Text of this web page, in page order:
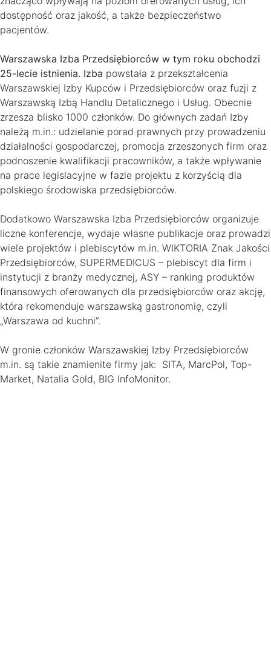
dostępność oraz jakość, a także bezpieczeństwo
pacjentów.
Warszawska Izba Przedsiębiorców w tym roku obchodzi
25-lecie istnienia. Izba powstała z przekształcenia
Warszawskiej Izby Kupców i Przedsiębiorców oraz fuzji z
Warszawską Izbą Handlu Detalicznego i Usług. Obecnie
zrzesza blisko 1000 członków. Do głównych zadań Izby
należą m.in.: udzielanie porad prawnych przy prowadzeniu
działalności gospodarczej, promocja zrzeszonych firm oraz
podnoszenie kwalifikacji pracowników, a także wpływanie
na prace legislacyjne w fazie projektu z korzyścią dla
polskiego środowiska przedsiębiorców.
Dodatkowo Warszawska Izba Przedsiębiorców organizuje
liczne konferencje, wydaje własne publikacje oraz prowadzi
wiele projektów i plebiscytów m.in. WIKTORIA Znak Jakości
Przedsiębiorców, SUPERMEDICUS – plebiscyt dla firm i
instytucji z branży medycznej, ASY – ranking produktów
finansowych oferowanych dla przedsiębiorców oraz akcję,
która rekomenduje warszawską gastronomię, czyli
„Warszawa od kuchni”.
W gronie członków Warszawskiej Izby Przedsiębiorców
m.in. są takie znamienite firmy jak: SITA, MarcPol, Top-
Market, Natalia Gold, BIG InfoMonitor.